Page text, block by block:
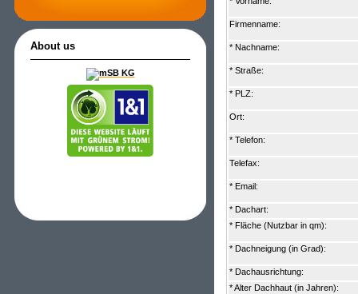
About us
Firmenname:
* Nachname:
* Straße:
* PLZ:
Ort:
* Telefon:
Telefax:
* Email:
* Dachart:
* Fläche (Nutzbar in qm):
* Dachneigung (in Grad):
* Dachausrichtung:
* Alter Dachhaut (in Jahren):